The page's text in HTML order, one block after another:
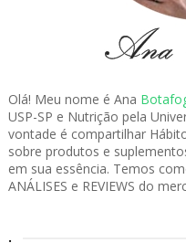
Olá! Meu nome é Ana
USP-SP e Nutrição pela
vontade é compartilhar
sobre produtos e
em sua essência. Temos
ANÁLISES e REVIEWS do
.